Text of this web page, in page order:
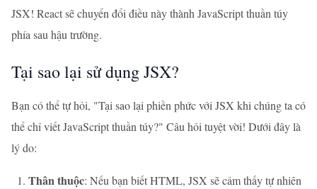
JSX! React sẽ chuyển đổi điều này thành JavaScript thuần túy
phía sau hậu trường.
Tại sao lại sử dụng JSX?
Bạn có thể tự hỏi, "Tại sao lại phiền phức với JSX khi chúng ta có
thể chỉ viết JavaScript thuần túy?" Câu hỏi tuyệt vời! Dưới đây là
lý do:
Thân thuộc: Nếu bạn biết HTML, JSX sẽ cảm thấy tự nhiên